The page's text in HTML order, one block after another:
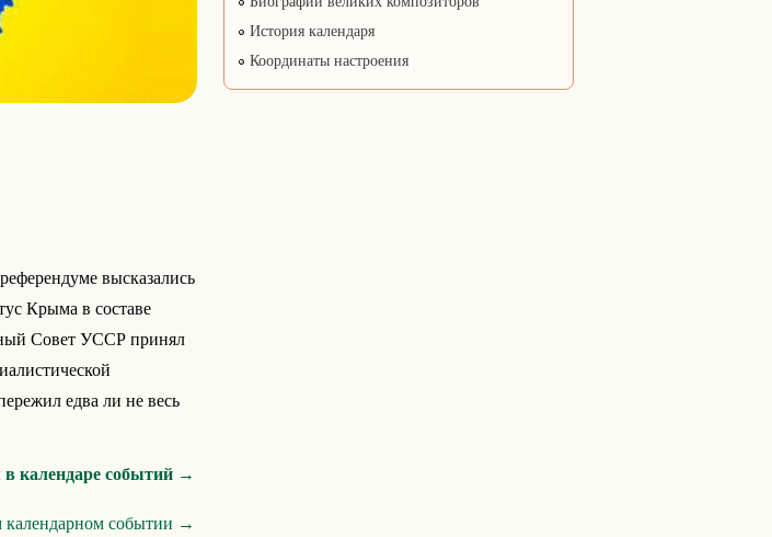
высказались
Крыма в составе
Совет УССР принял
едва ли не весь
календаре событий →
календарном событии →
История календаря
Координаты настроения